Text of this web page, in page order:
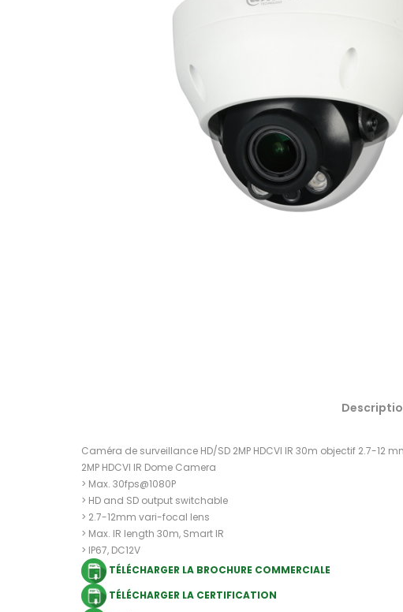
Caméra de surveillance HD/SD 2MP HDCVI IR 30m objectif 2.7-
2MP HDCVI IR Dome Camera
> Max. 30fps@1080P
> HD and SD output switchable
> 2.7-12mm vari-focal lens
> Max. IR length 30m, Smart IR
> IP67, DC12V
TÉLÉCHARGER LA BROCHURE COMMERCIALE
TÉLÉCHARGER LA CERTIFICATION